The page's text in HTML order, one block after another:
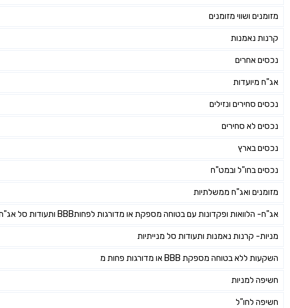
מזומנים ושווי מזומנים
קרנות נאמנות
נכסים אחרים
אג"ח מיועדות
נכסים סחירים ונזילים
נכסים לא סחירים
נכסים בארץ
נכסים בחו"ל ובמט"ח
מזומנים ואג"ח ממשלתיות
אג"ח- הלוואות ופקדונות עם בטוחה מספקת או מדורגות לפחותBBB ותעודות סל אג"חיות
מניות- קרנות נאמנות ותעודות סל מנייתיות
השקעות ללא בטוחה מספקת BBB או מדורגות פחות מ
חשיפה למניות
חשיפה לחו"ל